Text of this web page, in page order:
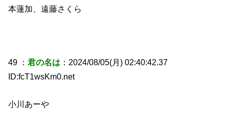
本蓮加、遠藤さくら
49 ：君の名は ：2024/08/05(月) 02:40:42.37
ID:fcT1wsKm0.net
小川あーや